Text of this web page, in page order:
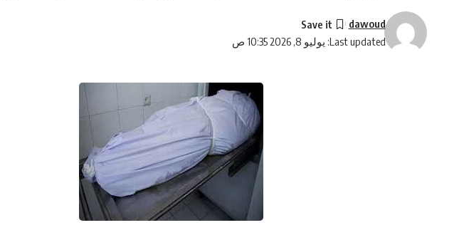
Last updated: يوليو 8, 2026 10:35 ص
dawoud